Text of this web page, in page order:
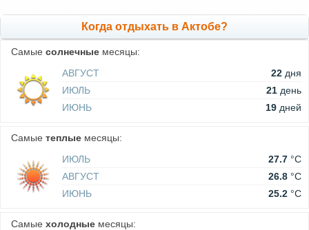
Когда отдыхать в Актобе?
Самые солнечные месяцы:
АВГУСТ
22 дня
ИЮЛЬ
21 день
ИЮНЬ
19 дней
Самые теплые месяцы:
ИЮЛЬ
27.7 °C
АВГУСТ
26.8 °C
ИЮНЬ
25.2 °C
Самые холодные месяцы: